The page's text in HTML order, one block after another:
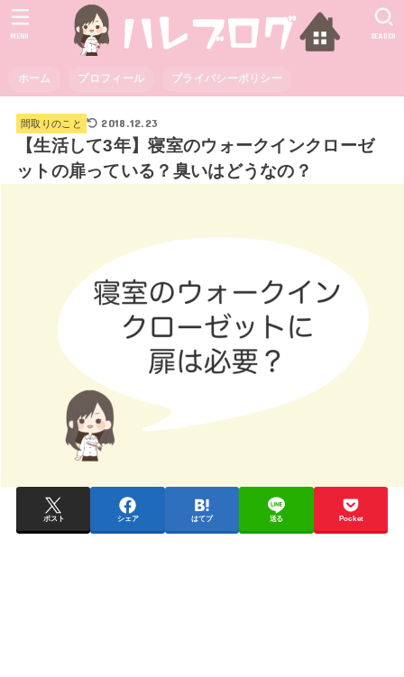
ホーム プロフィール プライバシーポリシー
SEARCH
MENU
間取りのこと 2018.12.23
【生活して3年】寝室のウォークインクローゼ
ットの扉っている？臭いはどうなの？
ポスト シェア はてブ 送る Pocket